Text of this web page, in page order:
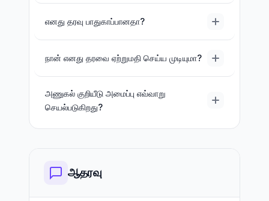
எனது தரவு பாதுகாப்பானதா?
நான் எனது தரவை ஏற்றுமதி செய்ய முடியுமா?
அணுகல் குறியீடு அமைப்பு எவ்வாறு
செயல்படுகிறது?
ஆதரவு